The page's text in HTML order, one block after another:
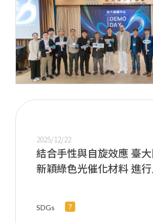
2025/12/22
結合手性與自旋效應 臺
新穎綠色光催化材料 進
SDGs